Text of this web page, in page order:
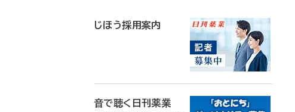
じほう採用案内
音で聴く日刊薬業